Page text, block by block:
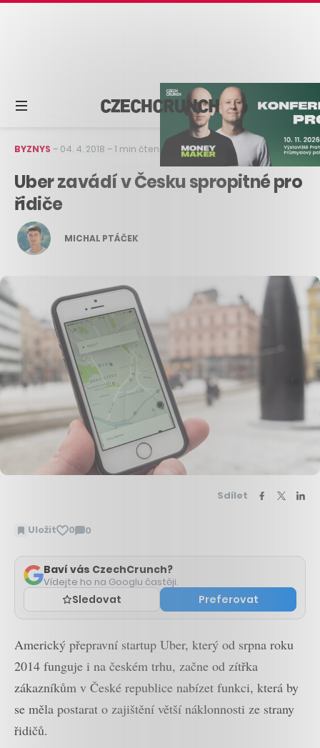
BYZNYS – 04. 4. 2018 –1 min čtení
Uber zavádí v Česku spropitné pro
řidiče
MICHAL PTÁČEK
Sdílet
Uložit 0 0
Zobrazit
Baví vás CzechCrunch?
Vídejte ho na Googlu častěji.
Sledovat Preferovat
Americký přepravní startup Uber, který od srpna roku
2014 funguje i na českém trhu, začne od zítřka
zákazníkům v České republice nabízet funkci, která by
se měla postarat o zajištění větší náklonnosti ze strany
řidičů.